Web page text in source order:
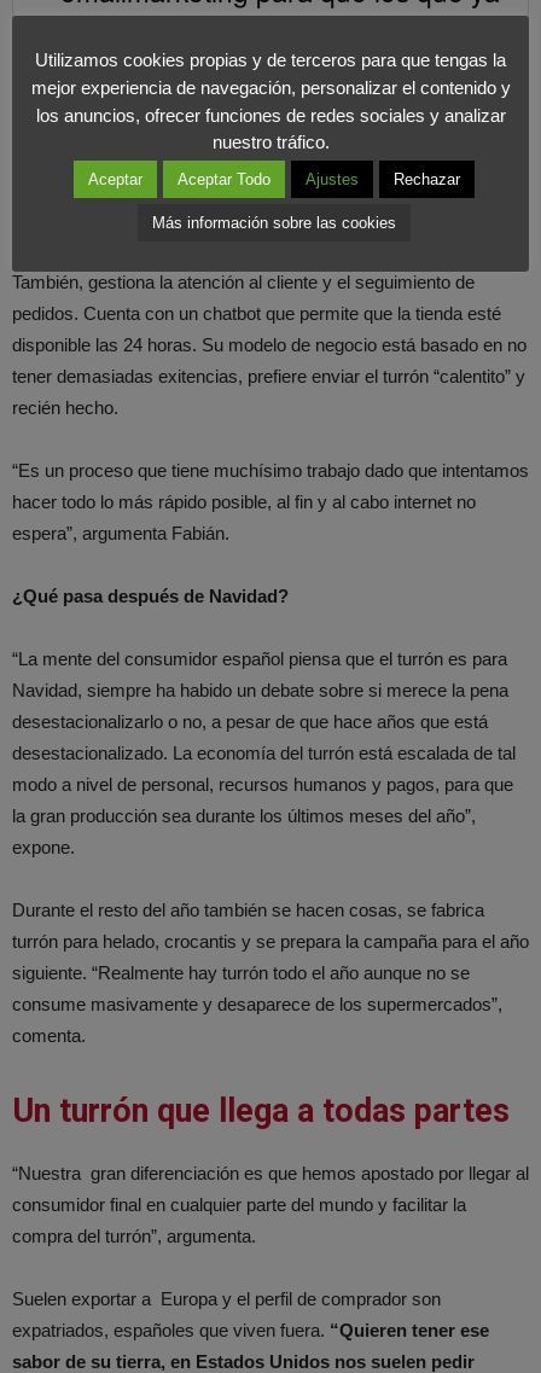
buena experiencia vuelvan a hacerlo.
Les recuerdo que existo, porque el
turrón se olvida a partir del 25 de
diciembre”
COMPARTIR EN X
También, gestiona la atención al cliente y el seguimiento de
pedidos. Cuenta con un chatbot que permite que la tienda esté
disponible las 24 horas. Su modelo de negocio está basado en no
tener demasiadas exitencias, prefiere enviar el turrón “calentito” y
recién hecho.
“Es un proceso que tiene muchísimo trabajo dado que intentamos
hacer todo lo más rápido posible, al fin y al cabo internet no
espera”, argumenta Fabián.
¿Qué pasa después de Navidad?
“La mente del consumidor español piensa que el turrón es para
Navidad, siempre ha habido un debate sobre si merece la pena
desestacionalizarlo o no, a pesar de que hace años que está
desestacionalizado. La economía del turrón está escalada de tal
modo a nivel de personal, recursos humanos y pagos, para que
la gran producción sea durante los últimos meses del año”,
expone.
Durante el resto del año también se hacen cosas, se fabrica
turrón para helado, crocantis y se prepara la campaña para el año
siguiente. “Realmente hay turrón todo el año aunque no se
consume masivamente y desaparece de los supermercados”,
comenta.
Un turrón que llega a todas partes
“Nuestra gran diferenciación es que hemos apostado por llegar al
consumidor final en cualquier parte del mundo y facilitar la
compra del turrón”, argumenta.
Suelen exportar a Europa y el perfil de comprador son
expatriados, españoles que viven fuera. “Quieren tener ese
sabor de su tierra, en Estados Unidos nos suelen pedir
Utilizamos cookies propias y de terceros para que tengas la
mejor experiencia de navegación, personalizar el contenido y
los anuncios, ofrecer funciones de redes sociales y analizar
nuestro tráfico.
Aceptar Aceptar Todo Ajustes Rechazar
Más información sobre las cookies